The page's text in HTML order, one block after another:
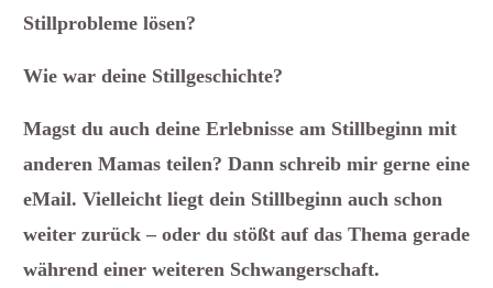
Stillprobleme lösen?
Wie war deine Stillgeschichte?
Magst du auch deine Erlebnisse am Stillbeginn mit
anderen Mamas teilen? Dann schreib mir gerne eine
eMail. Vielleicht liegt dein Stillbeginn auch schon
weiter zurück – oder du stößt auf das Thema gerade
während einer weiteren Schwangerschaft.